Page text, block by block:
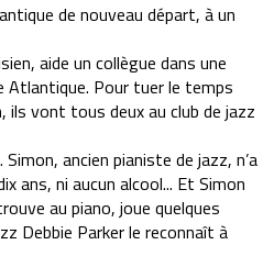
de nouveau départ, à un
aide un collègue dans une
Pour tuer le temps
ils vont tous deux au club de jazz
ancien pianiste de jazz, n’a
ans, ni aucun alcool... Et Simon
au piano, joue quelques
Debbie Parker le reconnaît à